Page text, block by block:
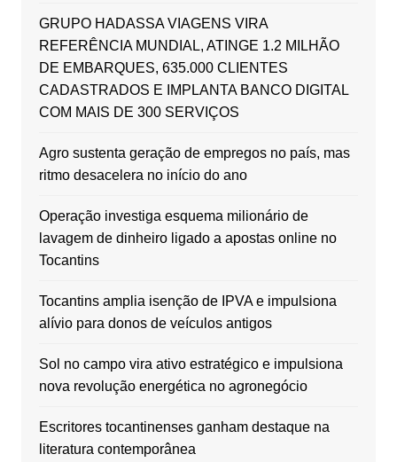
GRUPO HADASSA VIAGENS VIRA
REFERÊNCIA MUNDIAL, ATINGE 1.2 MILHÃO
DE EMBARQUES, 635.000 CLIENTES
CADASTRADOS E IMPLANTA BANCO DIGITAL
COM MAIS DE 300 SERVIÇOS
Agro sustenta geração de empregos no país, mas
ritmo desacelera no início do ano
Operação investiga esquema milionário de
lavagem de dinheiro ligado a apostas online no
Tocantins
Tocantins amplia isenção de IPVA e impulsiona
alívio para donos de veículos antigos
Sol no campo vira ativo estratégico e impulsiona
nova revolução energética no agronegócio
Escritores tocantinenses ganham destaque na
literatura contemporânea